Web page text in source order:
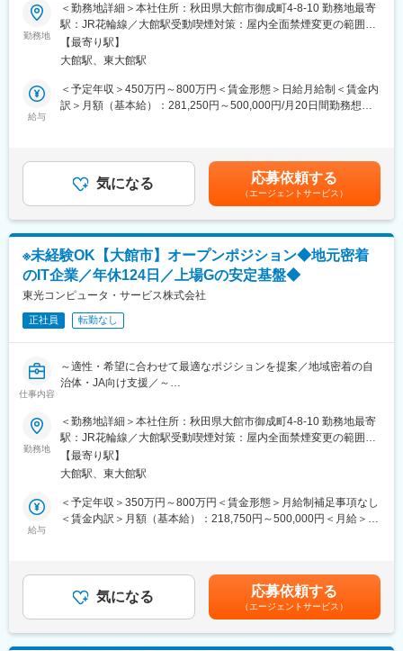
・案件：自治体向け無線ネットワーク整備
・案件フェーズ：提案～要件定義～設計～構築～運用まで一貫し
て関与
・体制：社内 2～3名
整備
規模チームで業務推進していただく想定です。
■当社について：
東証プライム上場「株式会社チェンジホールディングス」のグル
ープ企業であり、より大規模なプロジェクトや新たな事業領域へ
挑戦する機会も広がっています。
地方自治体、教育委員会(小中学校・高校)、全国の森林組合様、団
体、法人企業と幅広いお客様へ「お客様の課題解決」となるITソ
リューションを提供しています。
■業務内容：
森林組合・林業事業体向けITソリューション（樹海シリーズ・ク
ラウドサービス）の業務設計・システム設計・導入推進をリード
し、林業DXを実現するポジションです。
単なる開発管理に留まらず、林業業務とITの橋渡しを行うソリュ
ーションリーダーをお任せします。
・業務フロー整理、データモデル設計など上流システム設計
・樹海シリーズ／クラウドサービスの新機能企画・要件定義
・開発プロジェクトの技術リード、ベンダーコントロール、品質
■組織体制：
林業ソリューション課は、森林組合向けシステムに特化した専門
チームとして、企画・設計・開発・導入・サポートまで一貫対応
しています。上流工程の経験が豊富なメンバーや、林業業務に詳
しいメンバーが在籍しており、業務とITそれぞれのプロから学べ
る環境です。上級SEとして早期からプロジェクトの中核をお任せ
しますが、林業知識は入社後にキャッチアップできる体制がある
ため、業務系システムの経験を活かしつつ新領域に挑戦したい方
に最適です。
■当社について：
東証プライム上場「株式会社チェンジホールディングス」のグル
ープ企業、より大規模なプロジェクトや新たな事業領域へ挑戦す
る機会も広がっています。
体、法人企業と幅広いお客様へ「お客様の課題解決」となるITソ
リューションを提供しています。
変更の範囲：会社の定める業務
勤務地
＜勤務地詳細＞本社住所：秋田県大館市御成町4-8-10 勤務地最寄
駅：JR花輪線／大館駅受動喫煙対策：屋内全面禁煙変更の範囲：
会社の定める事業所
【最寄り駅】
大館駅、東大館駅
給与
＜予定年収＞450万円～800万円＜賃金形態＞日給月給制＜賃金内
訳＞月額（基本給）：281,250円～500,000円/月20日間勤務想定
ヶ月分（前年度実績）通勤手当、家族手当、住宅手当、時間外手
当（1分単位で支給）、役職手当、階級手当資格手当、合格一時金
（会社規定により支給）賃金はあくまでも目安の金額であり、選
考を通じて上下する可能性があります。月給(月額)は固定手当を含
めた表記です。
気になる 応募依頼する
（エージェントサービス）
※未経験OK【大館市】オープンポジション◆地元密着
のIT企業／年休124日／上場Gの安定基盤◆
東光コンピュータ・サービス株式会社
正社員 転勤なし
仕事内容
～適性・希望に合わせて最適なポジションを提案／地域密着の自
治体・JA向け支援／～
■仕事内容：
地域に根差したIT企業として、自治体・JA・森林組合・教育機関
などの課題解決を行う当社にて、ご経験・ご志向に応じて【営
業・エンジニア・ITサポート・コンサルタント】いずれかのポジ
ションをお任せします。
■業務詳細：
・見積作成～導入後サポート
◎ITエンジニア（開発／インフラ）
勤務地
＜勤務地詳細＞本社住所：秋田県大館市御成町4-8-10 勤務地最寄
駅：JR花輪線／大館駅受動喫煙対策：屋内全面禁煙変更の範囲：
会社の定める事業所（リモートワーク含む）
【最寄り駅】
大館駅、東大館駅
給与
＜予定年収＞350万円～800万円＜賃金形態＞月給制補足事項なし
＜賃金内訳＞月額（基本給）：218,750円～500,000円＜月給＞
金はあくまでも目安の金額であり、選考を通じて上下する可能性
があります。月給(月額)は固定手当を含めた表記です。
気になる 応募依頼する
（エージェントサービス）